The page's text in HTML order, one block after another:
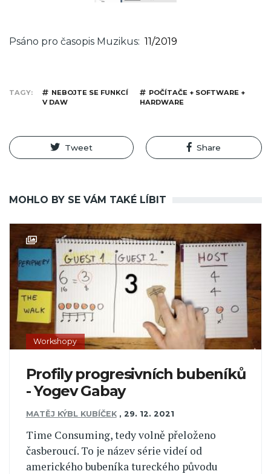
Psáno pro časopis Muzikus 11/2019
TAGY
NEBOJTE SE FUNKCÍ
V DAW
POČÍTAČE + SOFTWARE +
HARDWARE
Tweet Share
MOHLO BY SE VÁM TAKÉ LÍBIT
Workshopy
Profily progresivních bubeníků
- Yogev Gabay
MATĚJ KÝBL KUBÍČEK , 29. 12. 2021
Time Consuming, tedy volně přeloženo
časberoucí. To je název série videí od
amerického bubeníka tureckého původu